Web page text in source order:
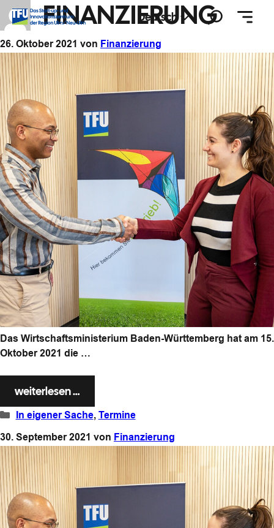
Zum
Inhalt
Deutsch
Suchen
FINANZIERUNG
26. Oktober 2021 von Finanzierung
Das Wirtschaftsministerium Baden-Württemberg hat am 15.
Oktober 2021 die …
weiterlesen …
Kategorien
In eigener Sache, Termine
30. September 2021 von Finanzierung